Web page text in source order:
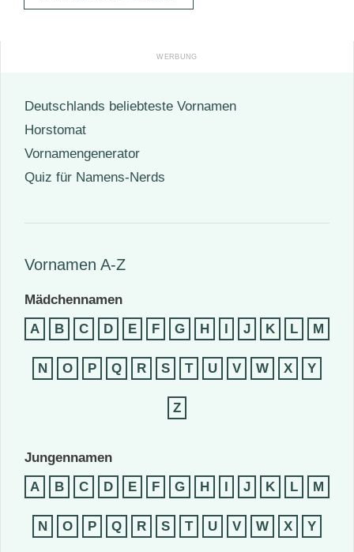
Deutschlands beliebteste Vornamen
Horstomat
Vornamengenerator
Quiz für Namens-Nerds
Vornamen A-Z
Mädchennamen
A
B C D E F G H I J K L M
N O P Q R S T U V W X Y
Z
Jungennamen
A
B C D E F G H I J K L M
N O P Q R S T U V W X Y